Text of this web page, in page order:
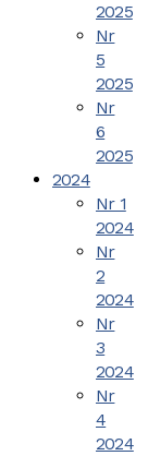
2025
Nr
5
2025
Nr
6
2025
2024
Nr 1
2024
Nr
2
2024
Nr
3
2024
Nr
4
2024